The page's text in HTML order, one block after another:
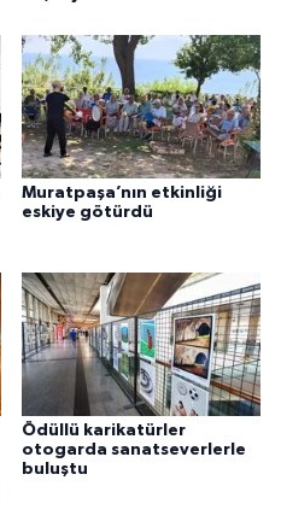
Muratpaşa’nın etkinliği
eskiye götürdü
Ödüllü karikatürler
otogarda sanatseverlerle
buluştu